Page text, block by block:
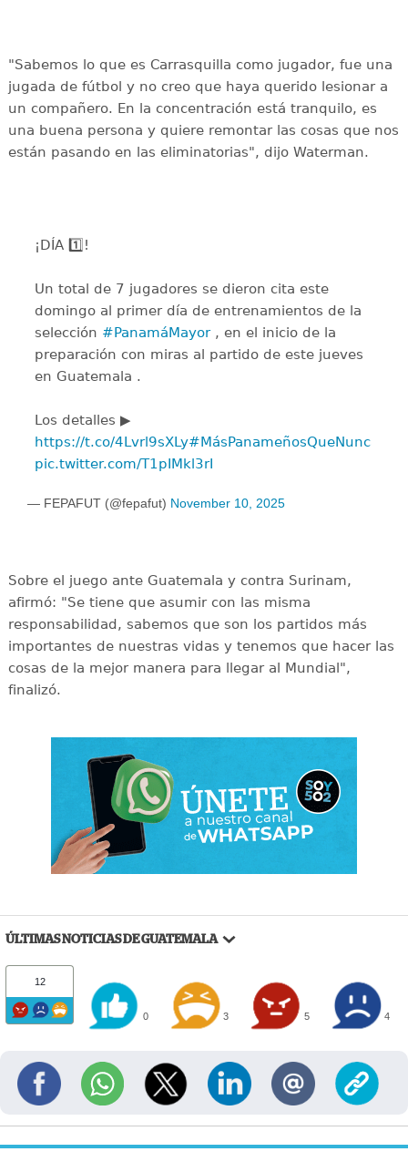
"Sabemos lo que es Carrasquilla como jugador, fue una
jugada de fútbol y no creo que haya querido lesionar a
un compañero. En la concentración está tranquilo, es
una buena persona y quiere remontar las cosas que nos
están pasando en las eliminatorias", dijo Waterman.
¡DÍA 1️⃣!
Un total de 7 jugadores se dieron cita este
domingo al primer día de entrenamientos de la
selección #PanamáMayor, en el inicio de la
preparación con miras al partido de este jueves
en Guatemala .
Los detalles ▶️
https://t.co/4Lvrl9sXLy#MásPanameñosQueNunca
pic.twitter.com/T1pIMkl3rI
— FEPAFUT (@fepafut) November 10, 2025
Sobre el juego ante Guatemala y contra Surinam,
afirmó: "Se tiene que asumir con las misma
responsabilidad, sabemos que son los partidos más
importantes de nuestras vidas y tenemos que hacer las
cosas de la mejor manera para llegar al Mundial",
finalizó.
ÚLTIMAS NOTICIAS DE GUATEMALA
12
0 3 5 4